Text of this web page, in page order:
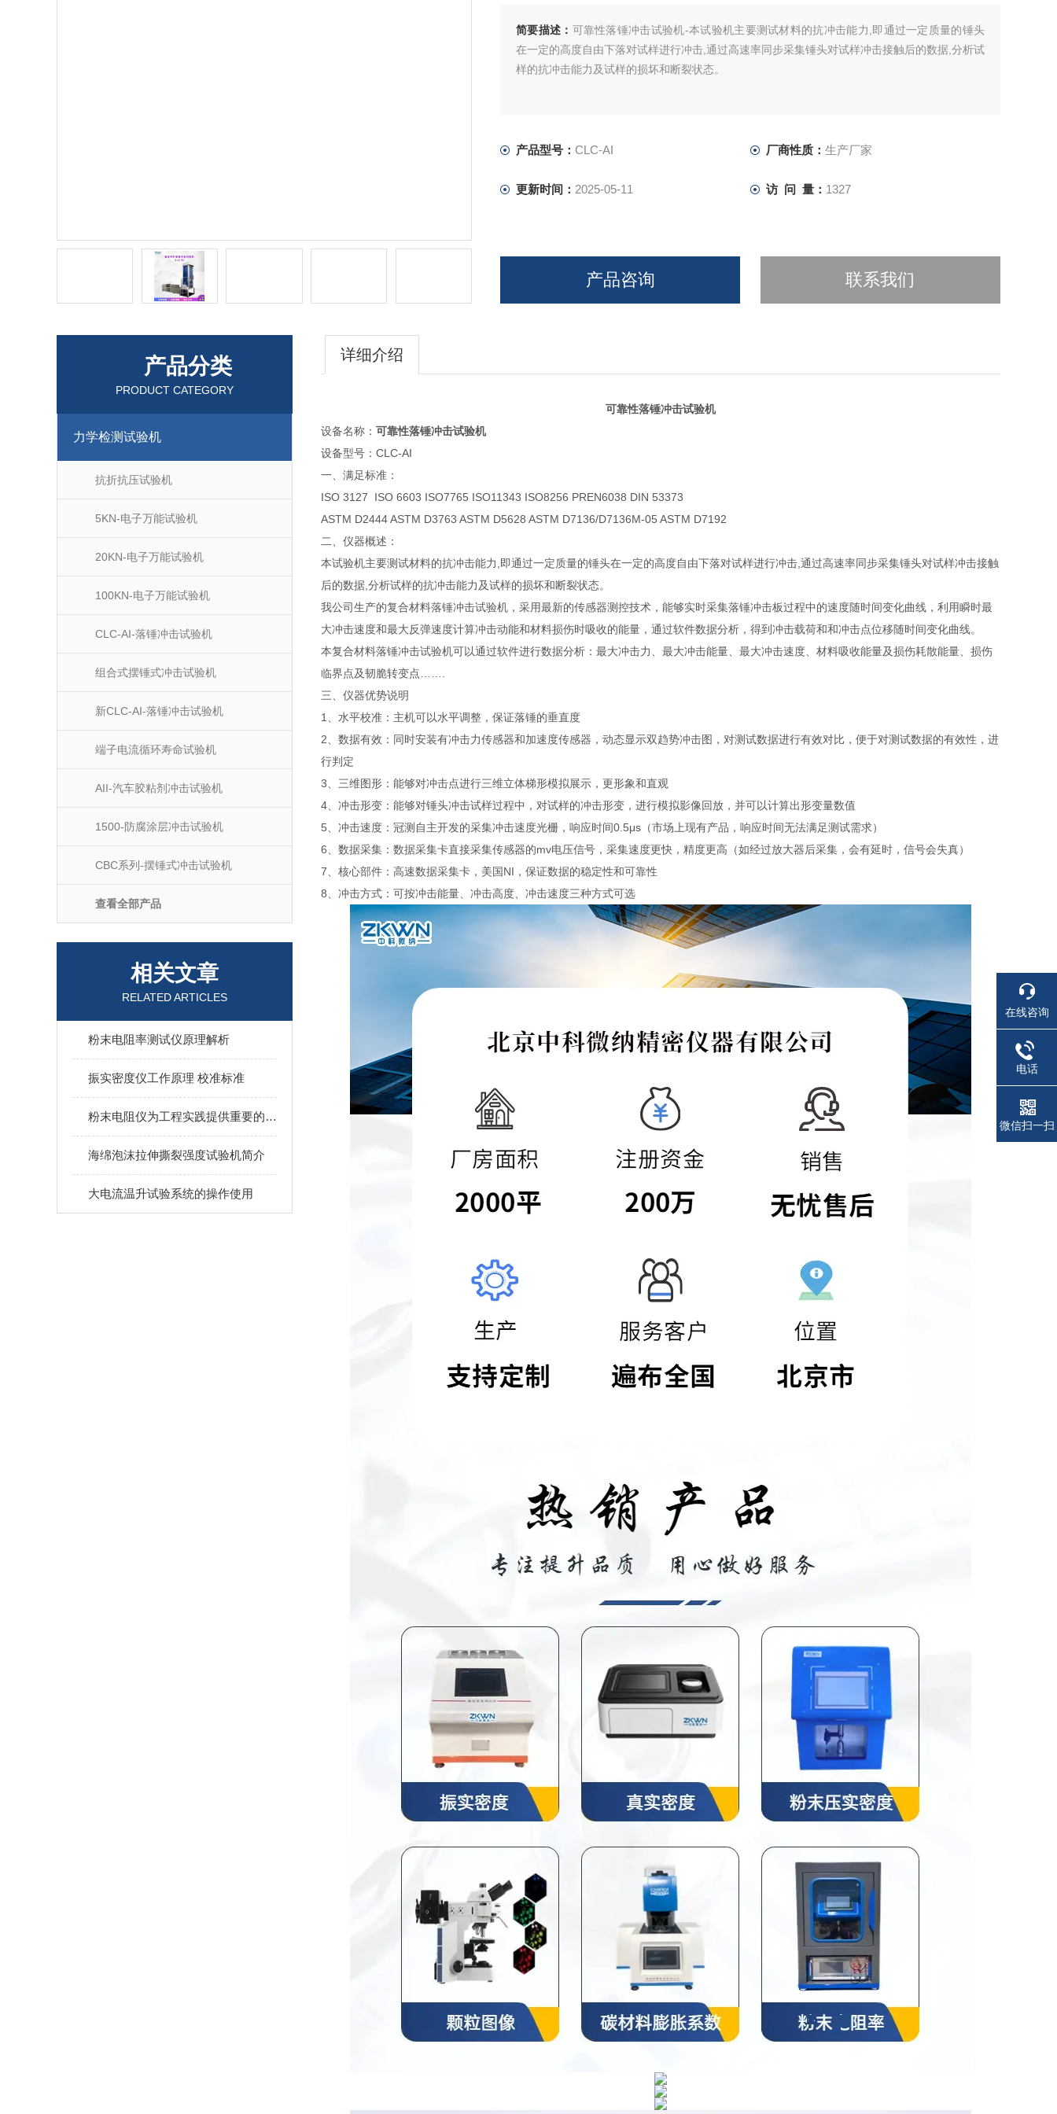
简要描述： 可靠性落锤冲击试验机-本试验机主要测试材料的抗冲击能力,即通过一定质量的锤头
在一定的高度自由下落对试样进行冲击,通过高速率同步采集锤头对试样冲击接触后的数据,分析试
样的抗冲击能力及试样的损坏和断裂状态。
产品型号： CLC-AI 厂商性质： 生产厂家
更新时间： 2025-05-11 访 问 量： 1327
产品咨询 联系我们
产品分类
PRODUCT CATEGORY
力学检测试验机
抗折抗压试验机
5KN-电子万能试验机
20KN-电子万能试验机
100KN-电子万能试验机
CLC-AI-落锤冲击试验机
组合式摆锤式冲击试验机
新CLC-AI-落锤冲击试验机
端子电流循环寿命试验机
AII-汽车胶粘剂冲击试验机
1500-防腐涂层冲击试验机
CBC系列-摆锤式冲击试验机
查看全部产品
相关文章
RELATED ARTICLES
粉末电阻率测试仪原理解析
振实密度仪工作原理 校准标准
粉末电阻仪为工程实践提供重要的参考和指导
海绵泡沫拉伸撕裂强度试验机简介
大电流温升试验系统的操作使用
详细介绍
可靠性落锤冲击试验机
设备名称： 可靠性落锤冲击试验机
设备型号：CLC-AI
一、满足标准：
ISO 3127 ISO 6603 ISO7765 ISO11343 ISO8256 PREN6038 DIN 53373
ASTM D2444 ASTM D3763 ASTM D5628 ASTM D7136/D7136M-05 ASTM D7192
二、仪器概述：
本试验机主要测试材料的抗冲击能力,即通过一定质量的锤头在一定的高度自由下落对试样进行冲击,通过高速率同步采集锤头对试样冲击接触
后的数据,分析试样的抗冲击能力及试样的损坏和断裂状态。
我公司生产的复合材料落锤冲击试验机，采用最新的传感器测控技术，能够实时采集落锤冲击板过程中的速度随时间变化曲线，利用瞬时最
大冲击速度和最大反弹速度计算冲击动能和材料损伤时吸收的能量，通过软件数据分析，得到冲击载荷和和冲击点位移随时间变化曲线。
本复合材料落锤冲击试验机可以通过软件进行数据分析：最大冲击力、最大冲击能量、最大冲击速度、材料吸收能量及损伤耗散能量、损伤
临界点及韧脆转变点…….
三、 仪器优势说明
1、 水平校准：主机可以水平调整，保证落锤的垂直度
2、数据有效：同时安装有冲击力传感器和加速度传感器，动态显示双趋势冲击图，对测试数据进行有效对比，便于对测试数据的有效性，进
行判定
3、 三维图形：能够对冲击点进行三维立体梯形模拟展示，更形象和直观
4、冲击形变：能够对锤头冲击试样过程中，对试样的冲击形变，进行模拟影像回放，并可以计算出形变量数值
5、冲击速度：冠测自主开发的采集冲击速度光栅，响应时间0.5μs（市场上现有产品，响应时间无法满足测试需求）
6、数据采集：数据采集卡直接采集传感器的mv电压信号，采集速度更快，精度更高（如经过放大器后采集，会有延时，信号会失真）
7、 核心部件：高速数据采集卡，美国NI，保证数据的稳定性和可靠性
8、冲击方式：可按冲击能量、冲击高度、冲击速度三种方式可选
在线咨询
电话
微信扫一扫